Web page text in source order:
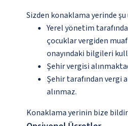
Sizden konaklama yerinde
Yerel yönetim
çocuklar vergiden
onayındaki bilgileri
Şehir vergisi
Şehir tarafından vergi
alınmaz.
Konaklama yerinin bize